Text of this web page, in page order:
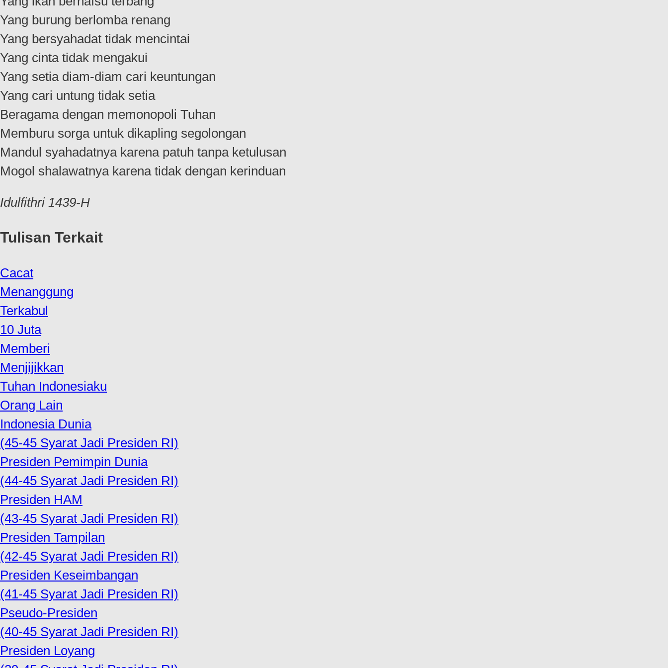
Yang burung berlomba renang
Yang bersyahadat tidak mencintai
Yang cinta tidak mengakui
Yang setia diam-diam cari keuntungan
Yang cari untung tidak setia
Beragama dengan memonopoli Tuhan
Memburu sorga untuk dikapling segolongan
Mandul syahadatnya karena patuh tanpa ketulusan
Mogol shalawatnya karena tidak dengan kerinduan
Idulfithri 1439-H
Tulisan Terkait
Cacat
Menanggung
Terkabul
10 Juta
Memberi
Menjijikkan
Tuhan Indonesiaku
Orang Lain
Indonesia Dunia
(45-45 Syarat Jadi Presiden RI)
Presiden Pemimpin Dunia
(44-45 Syarat Jadi Presiden RI)
Presiden HAM
(43-45 Syarat Jadi Presiden RI)
Presiden Tampilan
(42-45 Syarat Jadi Presiden RI)
Presiden Keseimbangan
(41-45 Syarat Jadi Presiden RI)
Pseudo-Presiden
(40-45 Syarat Jadi Presiden RI)
Presiden Loyang